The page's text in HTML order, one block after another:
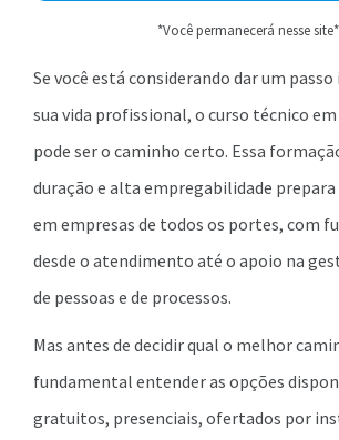
*Você permanecerá nesse site*
Se você está considerando dar um
sua vida profissional, o curso técnico
pode ser o caminho certo. Essa
duração e alta empregabilidade
em empresas de todos os portes, com
desde o atendimento até o apoio na
de pessoas e de processos.
Mas antes de decidir qual o melhor
fundamental entender as opções
gratuitos, presenciais, ofertados por